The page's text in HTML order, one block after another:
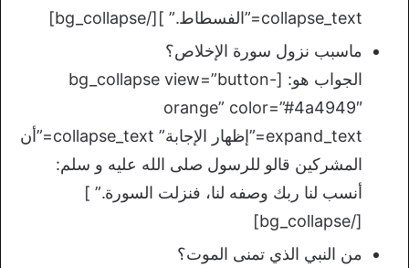
collapse_text=”الفسطاط.” ][/bg_collapse]
ماسبب نزول سورة الإخلاص؟
الجواب هو: [bg_collapse view=”button-
orange” color=”#4a4949″
expand_text=”إظهار الإجابة” collapse_text=”أن
المشركين قالو للرسول صلى الله عليه و سلم:
أنسب لنا ربك وصفه لنا، فنزلت السورة.” ]
[/bg_collapse]
من النبي الذي تمنى الموت؟